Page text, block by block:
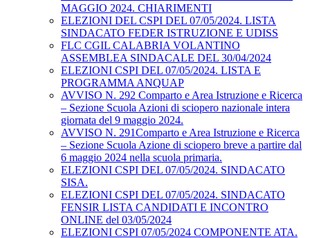
MAGGIO 2024. CHIARIMENTI
ELEZIONI DEL CSPI DEL 07/05/2024. LISTA
SINDACATO FEDER ISTRUZIONE E UDISS
FLC CGIL CALABRIA VOLANTINO
ASSEMBLEA SINDACALE DEL 30/04/2024
ELEZIONI CSPI DEL 07/05/2024. LISTA E
PROGRAMMA ANQUAP
AVVISO N. 292 Comparto e Area Istruzione e Ricerca
– Sezione Scuola Azioni di sciopero nazionale intera
giornata del 9 maggio 2024.
AVVISO N. 291Comparto e Area Istruzione e Ricerca
– Sezione Scuola Azione di sciopero breve a partire dal
6 maggio 2024 nella scuola primaria.
ELEZIONI CSPI DEL 07/05/2024. SINDACATO
SISA.
ELEZIONI CSPI DEL 07/05/2024. SINDACATO
FENSIR LISTA CANDIDATI E INCONTRO
ONLINE del 03/05/2024
ELEZIONI CSPI 07/05/2024 COMPONENTE ATA.